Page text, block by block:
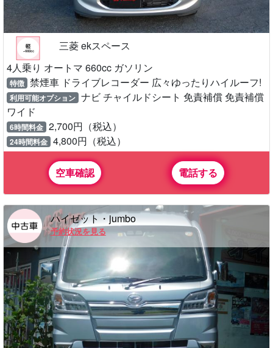
三菱 ekスペース
4人乗り オートマ 660cc ガソリン
特徴 禁煙車 ドライブレコーダー 広々ゆったりハイルーフ!
利用可能オプション ナビ チャイルドシート 免責補償 免責補償
ワイド
6時間料金 2,700円（税込）
24時間料金 4,800円（税込）
空車確認 電話する
ハイゼット・jumbo
予約状況を見る